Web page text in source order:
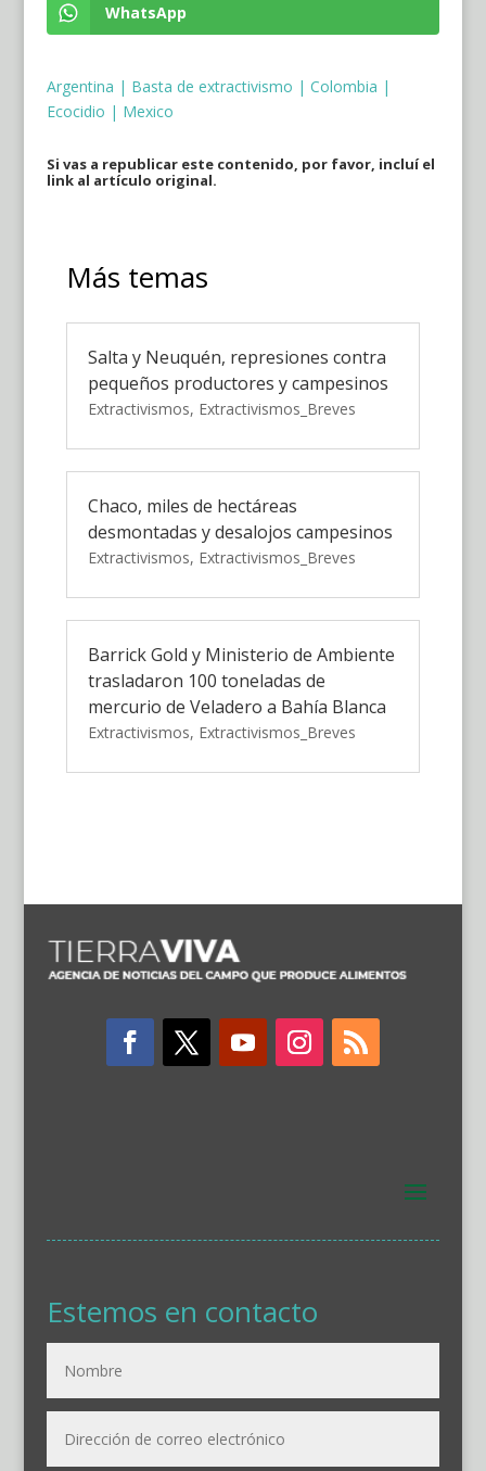
WhatsApp
Argentina | Basta de extractivismo | Colombia |
Ecocidio | Mexico
Si vas a republicar este contenido, por favor, incluí el
link al artículo original.
Más temas
Salta y Neuquén, represiones contra
pequeños productores y campesinos
Extractivismos, Extractivismos_Breves
Chaco, miles de hectáreas
desmontadas y desalojos campesinos
Extractivismos, Extractivismos_Breves
Barrick Gold y Ministerio de Ambiente
trasladaron 100 toneladas de
mercurio de Veladero a Bahía Blanca
Extractivismos, Extractivismos_Breves
Estemos en contacto